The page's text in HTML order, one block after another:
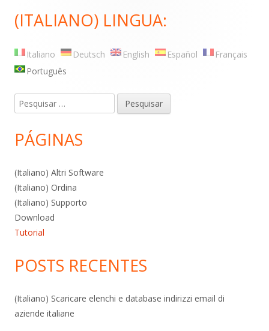
Barra
lateral
principal
(ITALIANO) LINGUA:
Italiano Deutsch English Español
Français
Português
Pesquisar
por:
PÁGINAS
(Italiano) Altri Software
(Italiano) Ordina
(Italiano) Supporto
Download
Tutorial
POSTS RECENTES
(Italiano) Scaricare elenchi e database indirizzi email di
aziende italiane